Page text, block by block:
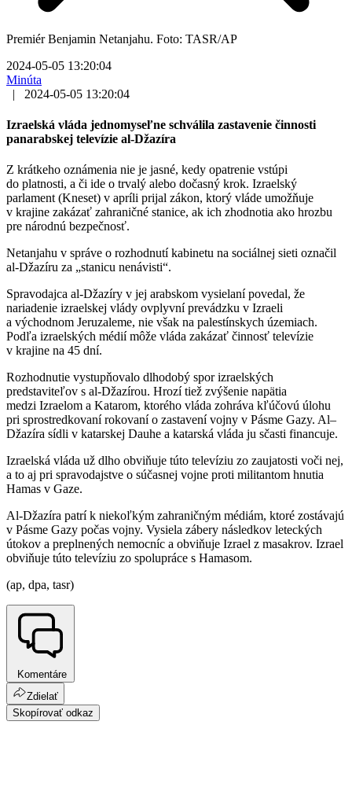
Premiér Benjamin Netanjahu. Foto: TASR/AP
2024-05-05 13:20:04
Minúta
|
2024-05-05 13:20:04
Izraelská vláda jednomyseľne schválila zastavenie činnosti
panarabskej televízie al-Džazíra
Z krátkeho oznámenia nie je jasné, kedy opatrenie vstúpi
do platnosti, a či ide o trvalý alebo dočasný krok. Izraelský
parlament (Kneset) v apríli prijal zákon, ktorý vláde umožňuje
v krajine zakázať zahraničné stanice, ak ich zhodnotia ako hrozbu
pre národnú bezpečnosť.
Netanjahu v správe o rozhodnutí kabinetu na sociálnej sieti označil
al-Džazíru za „stanicu nenávisti“.
Spravodajca al-Džazíry v jej arabskom vysielaní povedal, že
nariadenie izraelskej vlády ovplyvní prevádzku v Izraeli
a východnom Jeruzaleme, nie však na palestínskych územiach.
Podľa izraelských médií môže vláda zakázať činnosť televízie
v krajine na 45 dní.
Rozhodnutie vystupňovalo dlhodobý spor izraelských
predstaviteľov s al-Džazírou. Hrozí tiež zvýšenie napätia
medzi Izraelom a Katarom, ktorého vláda zohráva kľúčovú úlohu
pri sprostredkovaní rokovaní o zastavení vojny v Pásme Gazy. Al–
Džazíra sídli v katarskej Dauhe a katarská vláda ju sčasti financuje.
Izraelská vláda už dlho obviňuje túto televíziu zo zaujatosti voči nej,
a to aj pri spravodajstve o súčasnej vojne proti militantom hnutia
Hamas v Gaze.
Al-Džazíra patrí k niekoľkým zahraničným médiám, ktoré zostávajú
v Pásme Gazy počas vojny. Vysiela zábery následkov leteckých
útokov a preplnených nemocníc a obviňuje Izrael z masakrov. Izrael
obviňuje túto televíziu zo spolupráce s Hamasom.
(ap, dpa, tasr)
Komentáre
Zdielať
Skopírovať odkaz